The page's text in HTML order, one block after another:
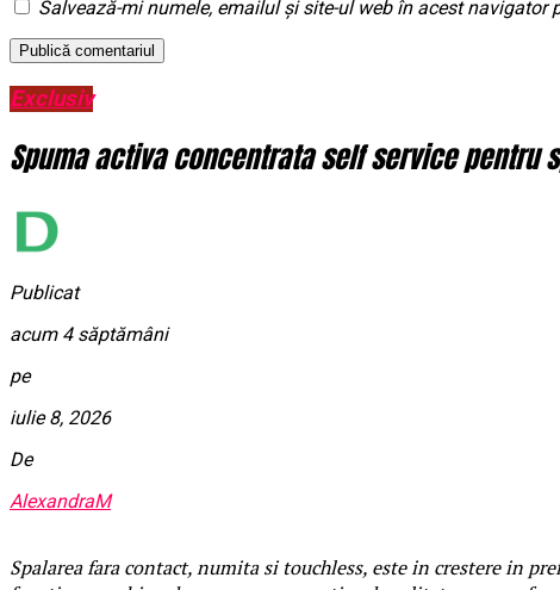
Salvează-mi numele, emailul și site-ul web în acest navigator
Exclusiv
Spuma activa concentrata self service
Publicat
acum 4 săptămâni
pe
iulie 8, 2026
De
AlexandraM
Spalarea fara contact, numita si touchless, este in crestere in